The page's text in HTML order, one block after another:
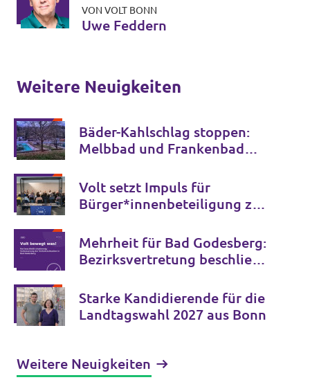
VON VOLT BONN
Uwe Feddern
Weitere Neuigkeiten
Bäder-Kahlschlag stoppen:
Melbbad und Frankenbad
Volt setzt Impuls für
Bürger*innenbeteiligung zur
Mehrheit für Bad Godesberg:
Bezirksvertretung beschließt
Starke Kandidierende für die
Landtagswahl 2027 aus Bonn
Weitere Neuigkeiten